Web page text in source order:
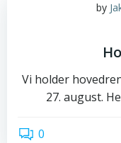
by
Vi holder
27. august.
0